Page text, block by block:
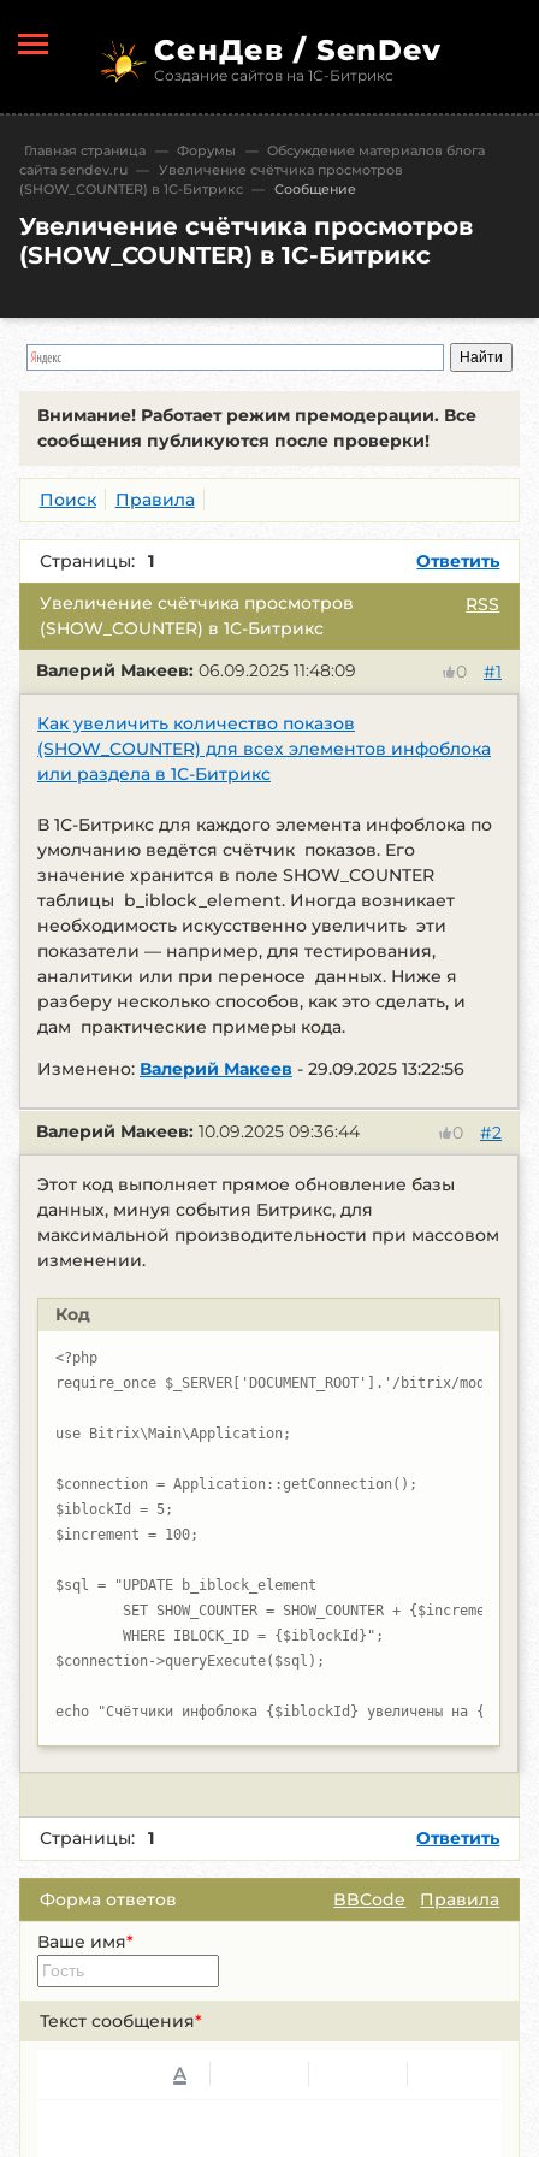
СенДев / SenDev
Создание сайтов на 1С-Битрикс
Главная страница — Форумы — Обсуждение материалов блога
сайта sendev.ru — Увеличение счётчика просмотров
(SHOW_COUNTER) в 1С-Битрикс — Сообщение
Увеличение счётчика просмотров
(SHOW_COUNTER) в 1С-Битрикс
Внимание! Работает режим премодерации. Все
сообщения публикуются после проверки!
Поиск Правила
Страницы: 1
Ответить
RSS
Увеличение счётчика просмотров
(SHOW_COUNTER) в 1С-Битрикс
#1
0
Валерий Макеев: 06.09.2025 11:48:09
Как увеличить количество показов
(SHOW_COUNTER) для всех элементов инфоблока
или раздела в 1С-Битрикс
В 1С-Битрикс для каждого элемента инфоблока по
умолчанию ведётся счётчик показов. Его
значение хранится в поле SHOW_COUNTER
таблицы b_iblock_element. Иногда возникает
необходимость искусственно увеличить эти
показатели — например, для тестирования,
аналитики или при переносе данных. Ниже я
разберу несколько способов, как это сделать, и
дам практические примеры кода.
Изменено: Валерий Макеев - 29.09.2025 13:22:56
#2
0
Валерий Макеев: 10.09.2025 09:36:44
Этот код выполняет прямое обновление базы
данных, минуя события Битрикс, для
максимальной производительности при массовом
изменении.
Код
<?php
require_once $_SERVER['DOCUMENT_ROOT'].'/bitrix/
use Bitrix\Main\Application;
$connection = Application::getConnection();
$iblockId = 5;
$increment = 100;
$sql = "UPDATE b_iblock_element
SET SHOW_COUNTER = SHOW_COUNTER + {$increment}
WHERE IBLOCK_ID = {$iblockId}";
$connection->queryExecute($sql);
echo "Счётчики инфоблока {$iblockId} увеличены на
Страницы: 1 Ответить
BBCode Правила
Форма ответов
Ваше имя*
Текст сообщения*
A